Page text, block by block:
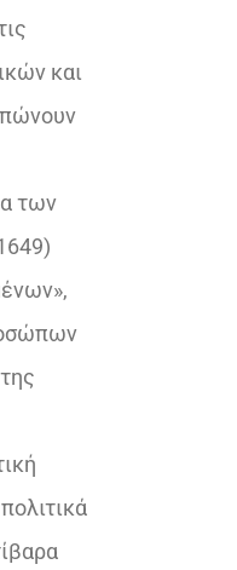
και
των